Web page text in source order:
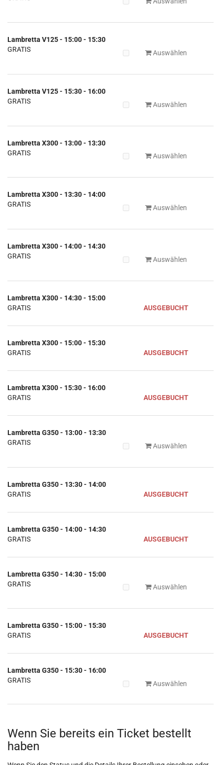
Lambretta V125 - 15:00 - 15:30
GRATIS
Auswählen
Lambretta V125 - 15:30 - 16:00
GRATIS
Auswählen
Lambretta X300 - 13:00 - 13:30
GRATIS
Auswählen
Lambretta X300 - 13:30 - 14:00
GRATIS
Auswählen
Lambretta X300 - 14:00 - 14:30
GRATIS
Auswählen
Lambretta X300 - 14:30 - 15:00
GRATIS
AUSGEBUCHT
Lambretta X300 - 15:00 - 15:30
GRATIS
AUSGEBUCHT
Lambretta X300 - 15:30 - 16:00
GRATIS
AUSGEBUCHT
Lambretta G350 - 13:00 - 13:30
GRATIS
Auswählen
Lambretta G350 - 13:30 - 14:00
GRATIS
AUSGEBUCHT
Lambretta G350 - 14:00 - 14:30
GRATIS
AUSGEBUCHT
Lambretta G350 - 14:30 - 15:00
GRATIS
Auswählen
Lambretta G350 - 15:00 - 15:30
GRATIS
AUSGEBUCHT
Lambretta G350 - 15:30 - 16:00
GRATIS
Auswählen
Wenn Sie bereits ein Ticket bestellt
haben